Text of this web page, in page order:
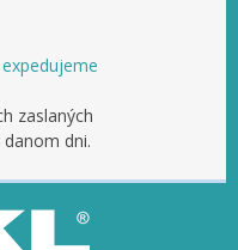
zaslaných
dni.